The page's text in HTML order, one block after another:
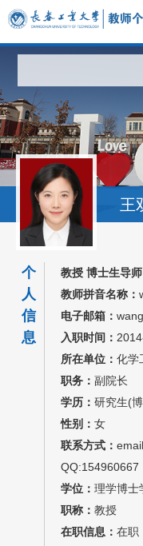
科学研究
教学研究
获奖信息
招生信息
学生信息
我的相册
教师博客
王
个
人
信
息
教授 博士生导
教师拼音名称：
电子邮箱：
入职时间：
所在单位： 化学
职务： 副院长
学历： 研究生(
性别： 女
联系方式：
QQ:154960667
学位： 理学博士
职称： 教授
在职信息： 在职